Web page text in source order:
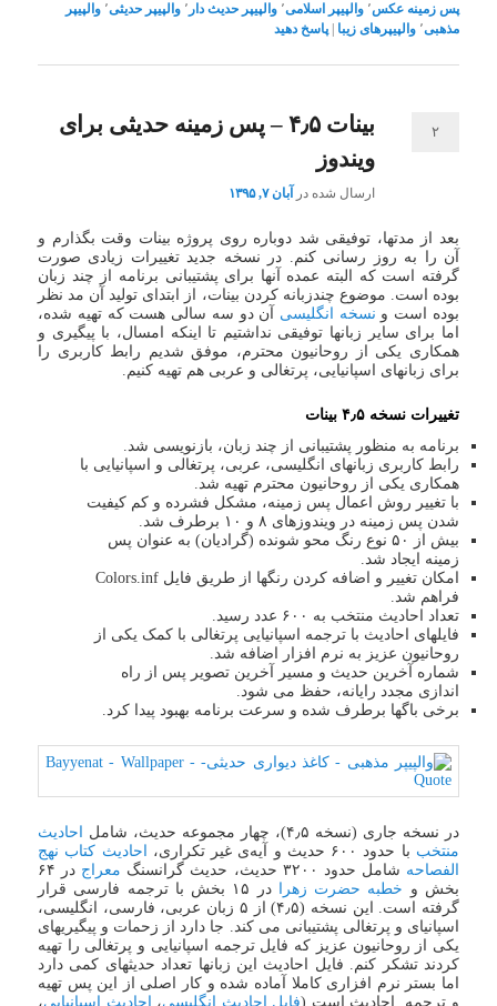
پس زمینه عکس٬ والپیپر اسلامی٬ والپیپر حدیث دار ٬ والپیپر حدیثی٬ والپیپر
مذهبی٬ والپیپرهای زیبا |پاسخ دهید
بینات ۴٫۵ – پس زمینه حدیثی برای
ویندوز
ارسال شده در آبان ۷, ۱۳۹۵
۲
بعد از مدتها، توفیقی شد دوباره روی پروژه بینات وقت بگذارم و
آن را به روز رسانی کنم. در نسخه جدید تغییرات زیادی صورت
گرفته است که البته عمده آنها برای پشتیبانی برنامه از چند زبان
بوده است. موضوع چندزبانه کردن بینات، از ابتدای تولید آن مد نظر
بوده است و نسخه انگلیسی آن دو سه سالی هست که تهیه شده،
اما برای سایر زبانها توفیقی نداشتیم تا اینکه امسال، با پیگیری و
همکاری یکی از روحانیون محترم، موفق شدیم رابط کاربری را
برای زبانهای اسپانیایی، پرتغالی و عربی هم تهیه کنیم.
تغییرات نسخه ۴٫۵ بینات
برنامه به منظور پشتیبانی از چند زبان، بازنویسی شد.
رابط کاربری زبانهای انگلیسی، عربی، پرتغالی و اسپانیایی با
همکاری یکی از روحانیون محترم تهیه شد.
با تغییر روش اعمال پس زمینه، مشکل فشرده و کم کیفیت
شدن پس زمینه در ویندوزهای ۸ و ۱۰ برطرف شد.
بیش از ۵۰ نوع رنگ محو شونده (گرادیان) به عنوان پس
زمینه ایجاد شد.
امکان تغییر و اضافه کردن رنگها از طریق فایل Colors.inf
فراهم شد.
تعداد احادیث منتخب به ۶۰۰ عدد رسید.
فایلهای احادیث با ترجمه اسپانیایی پرتغالی با کمک یکی از
روحانیون عزیز به نرم افزار اضافه شد.
شماره آخرین حدیث و مسیر آخرین تصویر پس از راه
اندازی مجدد رایانه، حفظ می شود.
برخی باگها برطرف شده و سرعت برنامه بهبود پیدا کرد.
در نسخه جاری (نسخه ۴٫۵)، چهار مجموعه حدیث، شامل
احادیث
منتخب با حدود ۶۰۰ حدیث و آیه‌ی غیر تکراری،
احادیث کتاب نهج
الفصاحه شامل حدود ۳۲۰۰ حدیث، حدیث گرانسنگ معراج
در ۶۴
بخش و خطبه حضرت زهرا
در ۱۵ بخش با ترجمه فارسی قرار
گرفته است. این نسخه (۴٫۵) از ۵ زبان عربی، فارسی، انگلیسی،
اسپانیای و پرتغالی پشتیبانی می کند. جا دارد از زحمات و پیگیریهای
یکی از روحانیون عزیز که فایل ترجمه اسپانیایی و پرتغالی را تهیه
کردند تشکر کنم. فایل احادیث این زبانها تعداد حدیثهای کمی دارد
اما بستر نرم افزاری کاملا آماده شده و کار اصلی از این پس تهیه
و ترجمه احادیث است (فایل احادیث انگلیسی، احادیث اسپانیایی،